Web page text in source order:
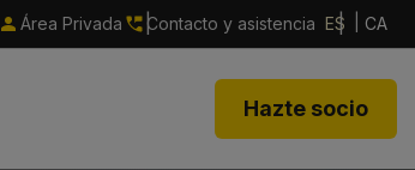
Área Privada Contacto y asistencia ES CA
Hazte socio